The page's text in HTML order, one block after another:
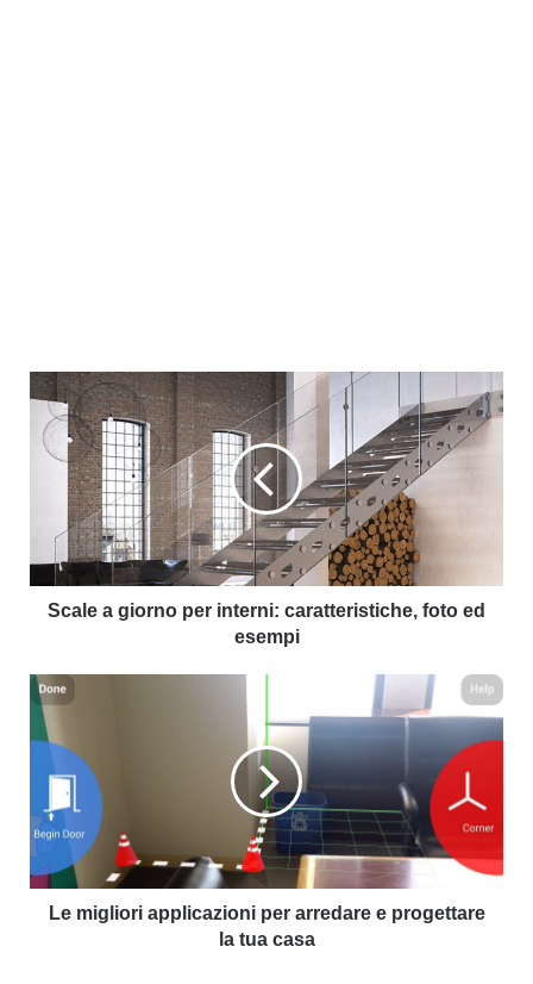
Scale a giorno per interni: caratteristiche, foto ed
esempi
Le migliori applicazioni per arredare e progettare
la tua casa